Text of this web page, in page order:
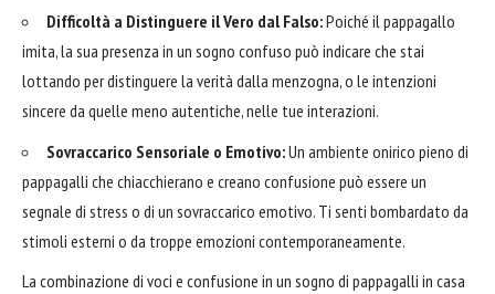
Difficoltà a Distinguere il Vero dal Falso:Poiché il pappagallo
imita, la sua presenza in un sogno confuso può indicare che stai
lottando per distinguere la verità dalla menzogna, o le intenzioni
sincere da quelle meno autentiche, nelle tue interazioni.
Sovraccarico Sensoriale o Emotivo:Un ambiente onirico pieno di
pappagalli che chiacchierano e creano confusione può essere un
segnale di stress o di un sovraccarico emotivo. Ti senti bombardato da
stimoli esterni o da troppe emozioni contemporaneamente.
La combinazione di voci e confusione in un sogno di pappagalli in casa